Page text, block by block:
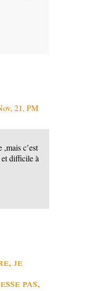
21, PM
,mais c’est
difficile à
je
pas,